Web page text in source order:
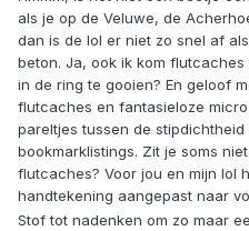
als je op de Veluwe, de
dan is de lol er niet zo snel af
beton. Ja, ook ik kom
in de ring te gooien? En geloof
flutcaches en fantasieloze
pareltjes tussen de
bookmarklistings. Zit je soms
flutcaches? Voor jou en mijn lol
handtekening aangepast naar
Stof tot nadenken om zo maar